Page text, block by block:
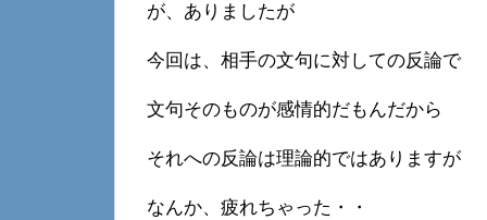
が、ありましたが
今回は、相手の文句に対しての反論で
文句そのものが感情的だもんだから
それへの反論は理論的ではありますが
なんか、疲れちゃった・・